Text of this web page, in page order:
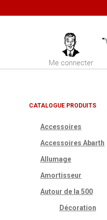
Me connecter
CATALOGUE PRODUITS
Accessoires
Accessoires Abarth
Allumage
Amortisseur
Autour de la 500
Décoration